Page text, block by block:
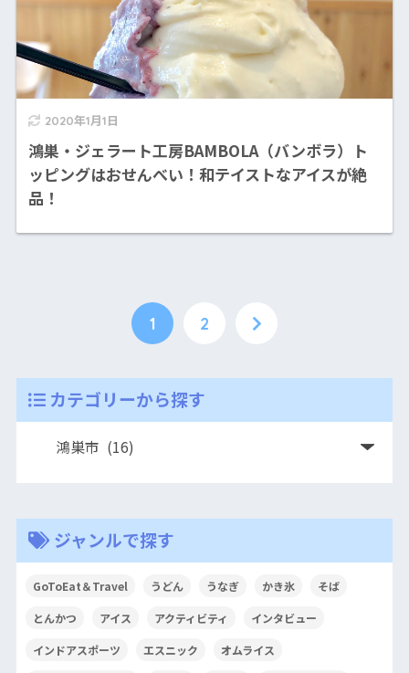
2020年1月1日
鴻巣・ジェラート工房BAMBOLA（バンボラ）ト
ッピングはおせんべい！和テイストなアイスが絶
品！
1 2
カテゴリーから探す
ジャンルで探す
GoToEat＆Travel うどん うなぎ かき氷 そば
とんかつ アイス アクティビティ インタビュー
インドアスポーツ エスニック オムライス